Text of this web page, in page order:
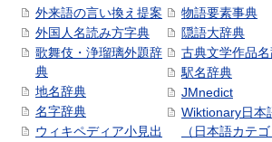
外来語の言い換え提案
外国人名読み方字典
歌舞伎・浄瑠璃外題辞
典
地名辞典
名字辞典
ウィキペディア小見出
物語要素事典
隠語大辞典
古典文学作品
駅名辞典
JMnedict
Wiktionary日本
（日本語カテ